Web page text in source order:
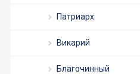
Патриарх
Викарий
Благочинный